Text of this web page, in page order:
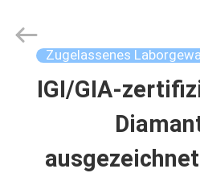
HAUS
PRODUKTE
Yuda
Zugelassenes
IGI/GIA-